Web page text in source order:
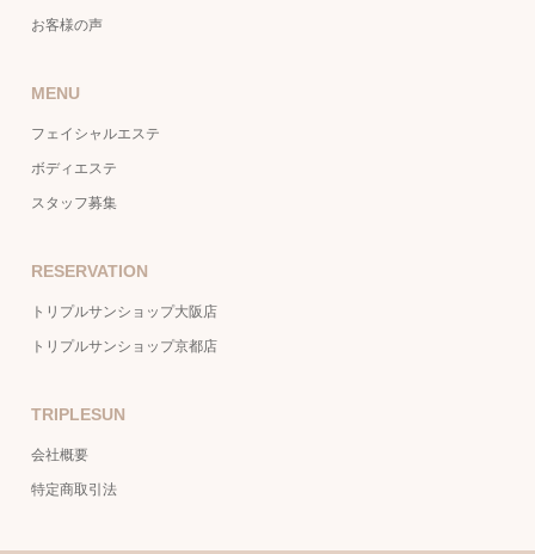
お客様の声
MENU
フェイシャルエステ
ボディエステ
スタッフ募集
RESERVATION
トリプルサンショップ大阪店
トリプルサンショップ京都店
TRIPLESUN
会社概要
特定商取引法